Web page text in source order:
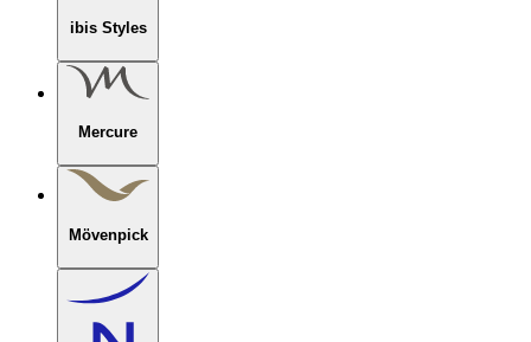
ibis Styles
Mercure
Mövenpick